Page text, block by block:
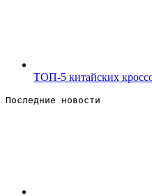
ТОП-5 китайских
Последние новости